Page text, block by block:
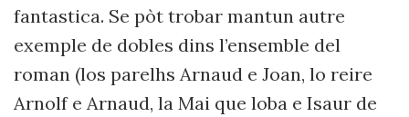
fantastica. Se pòt trobar mantun autre
exemple de dobles dins l’ensemble del
roman (los parelhs Arnaud e Joan, lo reire
Arnolf e Arnaud, la Mai que loba e Isaur de